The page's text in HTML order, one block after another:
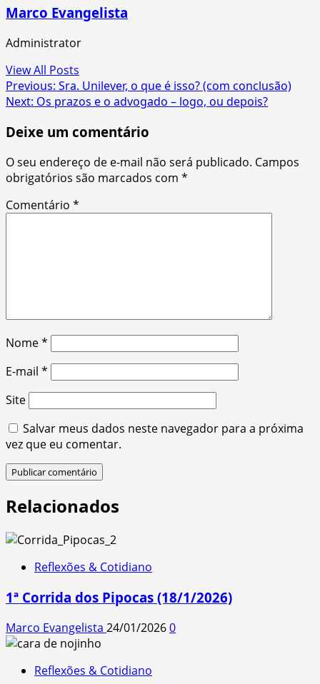
Marco Evangelista
Administrator
View All Posts
Post
navigation
Previous: Sra. Unilever, o que é isso? (com conclusão)
Next: Os prazos e o advogado – logo, ou depois?
Deixe um comentário
O seu endereço de e-mail não será publicado. Campos
obrigatórios são marcados com *
Comentário *
Nome*
E-mail *
Site
Salvar meus dados neste navegador para a próxima
vez que eu comentar.
Relacionados
Reflexões & Cotidiano
1ª Corrida dos Pipocas (18/1/2026)
Marco Evangelista 24/01/20260
Reflexões & Cotidiano